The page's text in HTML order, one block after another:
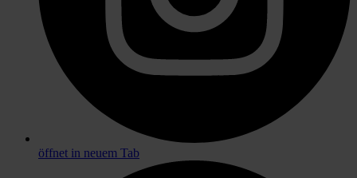
öffnet in neuem Tab